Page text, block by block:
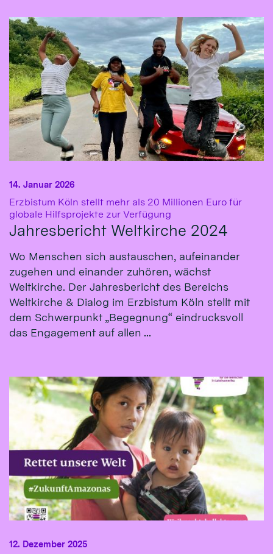
Erzbistum Köln stellt mehr als 20 Millionen Euro für
globale Hilfsprojekte zur Verfügung
Jahresbericht Weltkirche 2024
14. Januar 2026
Wo Menschen sich austauschen, aufeinander
zugehen und einander zuhören, wächst
Weltkirche. Der Jahresbericht des Bereichs
Weltkirche & Dialog im Erzbistum Köln stellt mit
dem Schwerpunkt „Begegnung“ eindrucksvoll
das Engagement auf allen ...
12. Dezember 2025